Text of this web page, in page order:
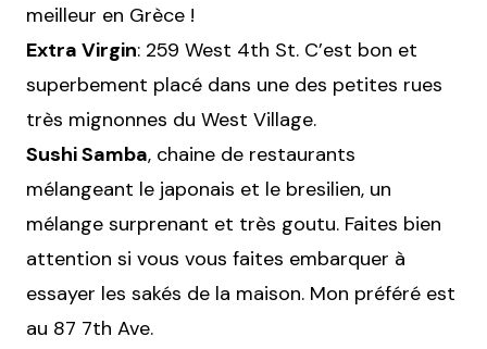
meilleur en Grèce !
Extra Virgin: 259 West 4th St. C’est bon et
superbement placé dans une des petites rues
très mignonnes du West Village.
Sushi Samba, chaine de restaurants
mélangeant le japonais et le bresilien, un
mélange surprenant et très goutu. Faites bien
attention si vous vous faites embarquer à
essayer les sakés de la maison. Mon préféré est
au 87 7th Ave.